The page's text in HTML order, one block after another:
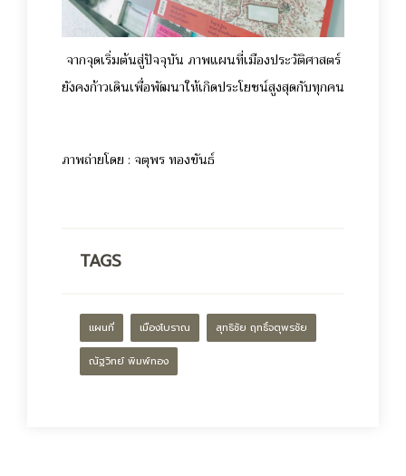
จากจุดเริ่มต้นสู่ปัจจุบัน ภาพแผนที่เมืองประวัติศาสตร์
ยังคงก้าวเดินเพื่อพัฒนาให้เกิดประโยชน์สูงสุดกับทุกคน
ภาพถ่ายโดย : จตุพร ทองขันธ์
TAGS
แผนที่ เมืองโบราณ สุทธิชัย ฤทธิ์จตุพรชัย
ณัฐวิทย์ พิมพ์ทอง